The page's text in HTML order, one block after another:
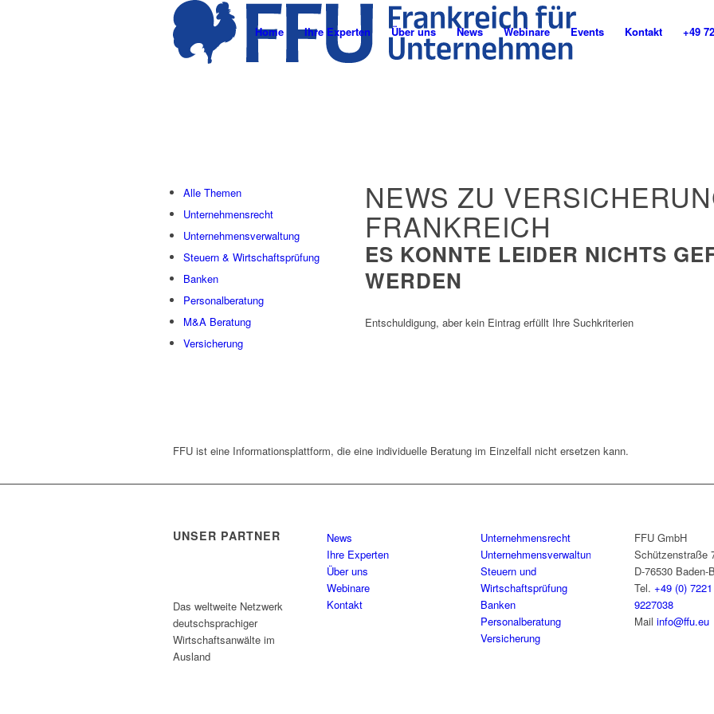
Home Ihre Experten Über uns News Webinare Events Kontakt +49
Alle Themen
Unternehmensrecht
Unternehmensverwaltung
Steuern & Wirtschaftsprüfung
Banken
Personalberatung
M&A Beratung
Versicherung
NEWS ZU
FRANKREICH
ES KONNTE LEIDER NICHTS
WERDEN
Entschuldigung, aber kein Eintrag erfüllt Ihre Suchkriterien
FFU ist eine Informationsplattform, die eine individuelle Beratung im Einzelfall nicht ersetzen kann.
UNSER PARTNER
Das weltweite Netzwerk
deutschsprachiger
Wirtschaftsanwälte im
Ausland
News
Ihre Experten
Über uns
Webinare
Kontakt
Unternehmensrecht
Unternehmensverwaltung
Steuern und
Wirtschaftsprüfung
Banken
Personalberatung
Versicherung
FFU GmbH
Schützenstraße
D-76530 Baden-
Tel. +49 (0) 7221
9227038
Mail info@ffu.eu